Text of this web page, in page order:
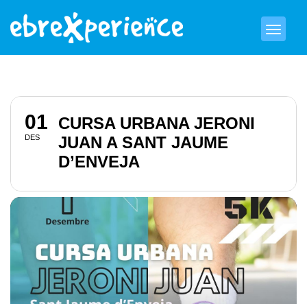
01
DES
CURSA URBANA JERONI
JUAN A SANT JAUME
D’ENVEJA